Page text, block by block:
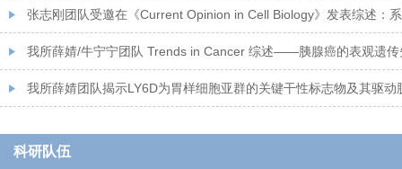
张志刚团队受邀在《Current Opinion in Cell Biology》发表综述：
我所薛婧/牛宁宁团队 Trends in Cancer 综述——胰腺癌的表观遗传
我所薛婧团队揭示LY6D为胃样细胞亚群的关键干性标志物及其驱动
科研队伍